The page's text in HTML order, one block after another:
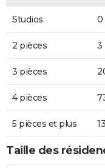
Studios 0
2 pièces 3
3 pièces
4 pièces
5 pièces et plus
Taille des